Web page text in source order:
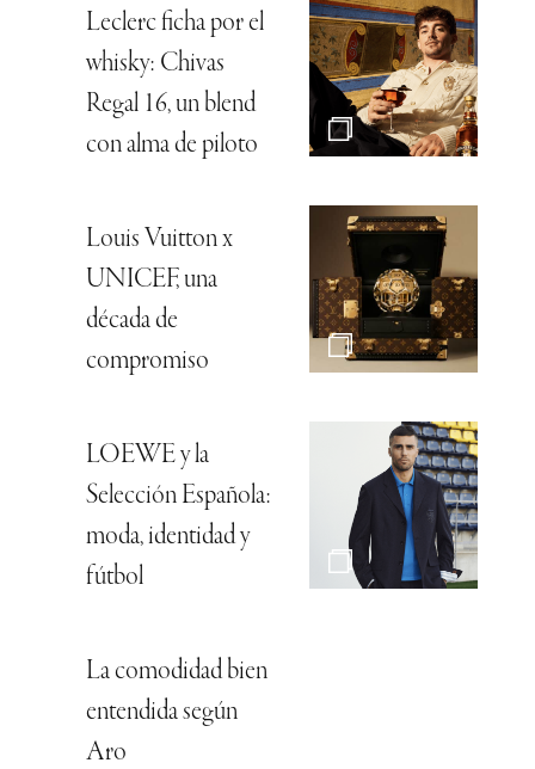
Leclerc ficha por el
whisky: Chivas
Regal 16, un blend
con alma de piloto
Louis Vuitton x
UNICEF, una
década de
compromiso
LOEWE y la
Selección Española:
moda, identidad y
fútbol
La comodidad bien
entendida según
Aro